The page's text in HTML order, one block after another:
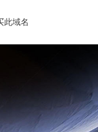
此域名